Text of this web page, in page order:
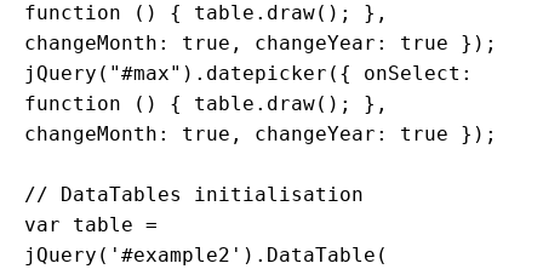
function () { table.draw(); },
changeMonth: true, changeYear: true });
jQuery("#max").datepicker({ onSelect:
function () { table.draw(); },
changeMonth: true, changeYear: true });
// DataTables initialisation
var table =
jQuery('#example2').DataTable(